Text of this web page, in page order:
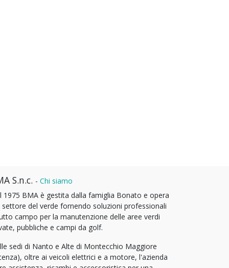
S.n.c. - Chi siamo
1975 BMA è gestita dalla famiglia Bonato e opera
settore del verde fornendo soluzioni professionali
campo per la manutenzione delle aree verdi
pubbliche e campi da golf.
sedi di Nanto e Alte di Montecchio Maggiore
oltre ai veicoli elettrici e a motore, l'azienda